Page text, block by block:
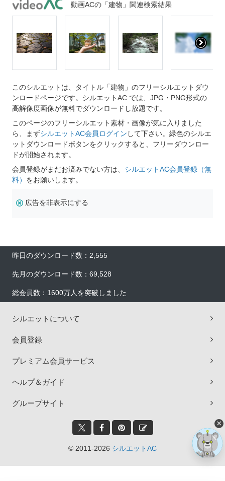
動画ACの「建物」関連検索結果
このシルエットは、タイトル「建物」のフリーシルエットダウ
ンロードページです。シルエットAC では、JPG・PNG形式の
高解像度画像が無料でダウンロードし放題です。
このページのフリーシルエット素材・画像が気に入りました
ら、まずシルエットAC会員ログイン して下さい。緑色のシルエ
ットダウンロードボタンをクリックすると、フリーダウンロー
ドが開始されます。
会員登録がまだお済みでない方は、 シルエットAC会員登録（無
料） をお願いします。
広告を非表示にする
昨日のダウンロード数：2,555
先月のダウンロード数：69,528
総会員数：1600万人を突破しました
シルエットについて
会員登録
プレミアム会員サービス
ヘルプ＆ガイド
グループサイト
© 2011-2026 シルエットAC
×